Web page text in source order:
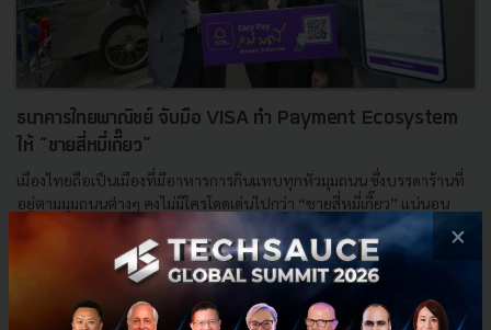
ธนาคารไทยพาณิชย์ จับมือ VISA ทำ Payment Ecosystem
ให้ “ชายสี่หมี่เกี๊ยว"
เมืองไทยถือเป็นเมืองที่มีอาหารการกินแทบทุกหัวมุมถนน ซึ่งบรรดาร้านที่
อยู่ตามมุมถนนต่างๆ คงไม่มีใครโดดเด่นไปกว่า “ชายสี่หมี่เกี๊ยว” แน่นอน
ล่าสุด ร้านบะหมี่แฟรนไชส์ยอดนิยมก็เตรียมสนั...
มกราคม 14, 2019| ByTechsauce Team
SCB Visa QR Code Payment ชายสี่หมี่เกี๊ยว
×